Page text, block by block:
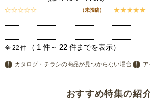
（未投稿）
全 22 件 （ 1 件～ 22 件までを表示）
カタログ・チラシの商品が見つからない場合 ア
おすすめ特集の紹